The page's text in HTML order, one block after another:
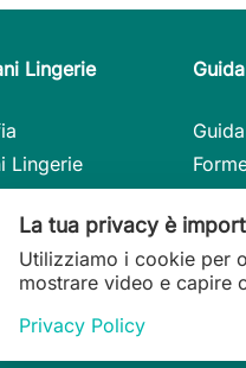
Lingerie
Lingerie
stampa
I
La tua privacy è
Utilizziamo i cookie per
mostrare video e capire
Privacy Policy